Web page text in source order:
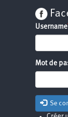
Username
Mot de
Se